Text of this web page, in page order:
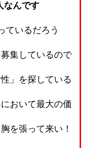
なんです
ているだろう
集しているので
」を探している
おいて最大の価
を張って来い！